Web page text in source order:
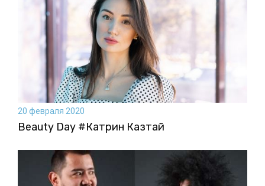
20 февраля 2020
Beauty Day #Катрин Казтай